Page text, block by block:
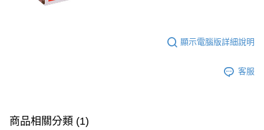
顯示電腦版詳細說明
客服
商品相關分類 (1)